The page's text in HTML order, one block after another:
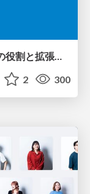
2 300